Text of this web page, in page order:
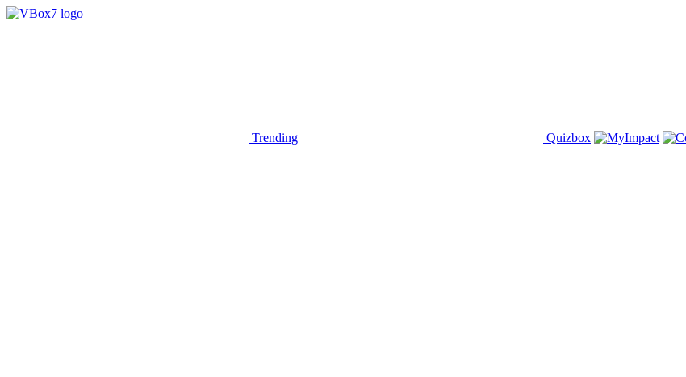
Trending Quizbox